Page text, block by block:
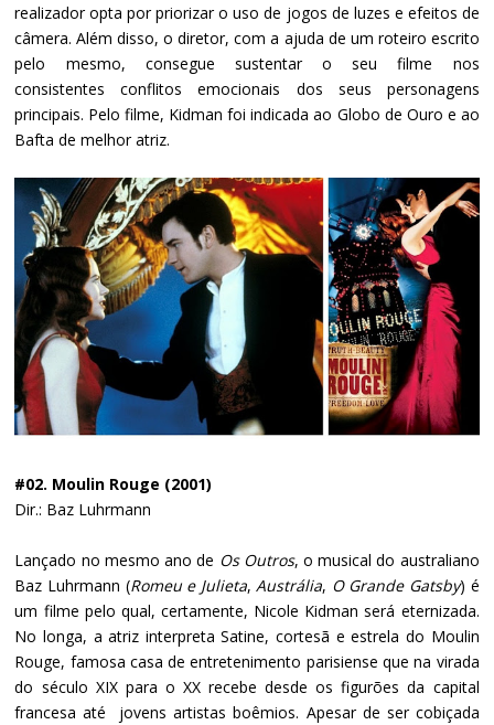
realizador opta por priorizar o uso de jogos de luzes e efeitos de
câmera. Além disso, o diretor, com a ajuda de um roteiro escrito
pelo mesmo, consegue sustentar o seu filme nos
consistentes conflitos emocionais dos seus personagens
principais. Pelo filme, Kidman foi indicada ao Globo de Ouro e ao
Bafta de melhor atriz.
#02. Moulin Rouge (2001)
Dir.: Baz Luhrmann
Lançado no mesmo ano de Os Outros, o musical do australiano
Baz Luhrmann (Romeu e Julieta,Austrália, O Grande Gatsby) é
um filme pelo qual, certamente, Nicole Kidman será eternizada.
No longa, a atriz interpreta Satine, cortesã e estrela do Moulin
Rouge, famosa casa de entretenimento parisiense que na virada
do século XIX para o XX recebe desde os figurões da capital
francesa até jovens artistas boêmios. Apesar de ser cobiçada